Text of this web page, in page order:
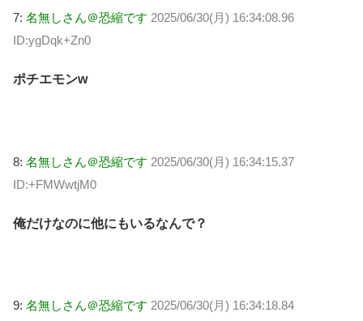
7: 名無しさん＠恐縮です 2025/06/30(月) 16:34:08.96
ID:ygDqk+Zn0
ポチエモンw
8: 名無しさん＠恐縮です 2025/06/30(月) 16:34:15.37
ID:+FMWwtjM0
俺だけなのに他にもいるなんで？
9: 名無しさん＠恐縮です 2025/06/30(月) 16:34:18.84